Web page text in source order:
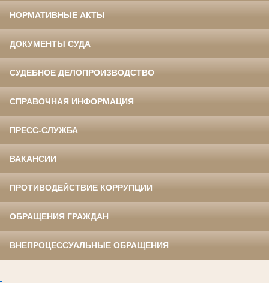
НОРМАТИВНЫЕ АКТЫ
ДОКУМЕНТЫ СУДА
СУДЕБНОЕ ДЕЛОПРОИЗВОДСТВО
СПРАВОЧНАЯ ИНФОРМАЦИЯ
ПРЕСС-СЛУЖБА
ВАКАНСИИ
ПРОТИВОДЕЙСТВИЕ КОРРУПЦИИ
ОБРАЩЕНИЯ ГРАЖДАН
ВНЕПРОЦЕССУАЛЬНЫЕ ОБРАЩЕНИЯ